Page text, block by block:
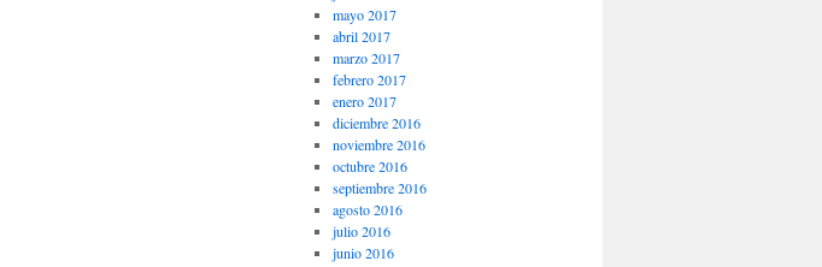
mayo 2017
abril 2017
marzo 2017
febrero 2017
enero 2017
diciembre 2016
noviembre 2016
octubre 2016
septiembre 2016
agosto 2016
julio 2016
junio 2016